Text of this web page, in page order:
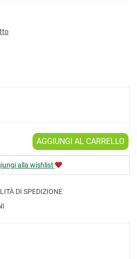
AGGIUNGI AL CARRELLO
alla wishlist
DI SPEDIZIONE